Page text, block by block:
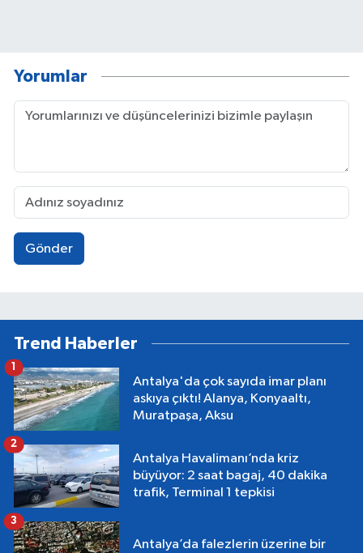
Yorumlar
Gönder
Trend Haberler
Antalya'da çok sayıda imar planı
askıya çıktı! Alanya, Konyaaltı,
Muratpaşa, Aksu
1
Antalya Havalimanı’nda kriz
büyüyor: 2 saat bagaj, 40 dakika
trafik, Terminal 1 tepkisi
2
Antalya’da falezlerin üzerine bir
3